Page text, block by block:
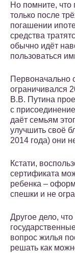
Но помните, что
только после
погашении
средства
обычно идёт
пользоваться
Первоначально
ограничивался
В.В. Путина
с
даёт семьям
улучшить своё
2014 года) они
Кстати,
сертификата
ребенка –
спешки и не
Другое дело,
вопрос жилья
решать как